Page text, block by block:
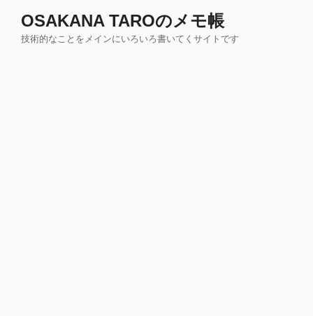
OSAKANA TAROのメモ帳
技術的なことをメインにいろいろ書いてくサイトです